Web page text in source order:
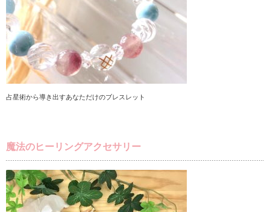
占星術から導き出すあなただけのブレスレット
魔法のヒーリングアクセサリー